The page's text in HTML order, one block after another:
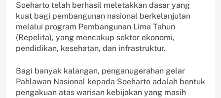
Soeharto telah berhasil meletakkan dasar yang
kuat bagi pembangunan nasional berkelanjutan
melalui program Pembangunan Lima Tahun
(Repelita), yang mencakup sektor ekonomi,
pendidikan, kesehatan, dan infrastruktur.
Bagi banyak kalangan, penganugerahan gelar
Pahlawan Nasional kepada Soeharto adalah bentuk
pengakuan atas warisan kebijakan yang masih